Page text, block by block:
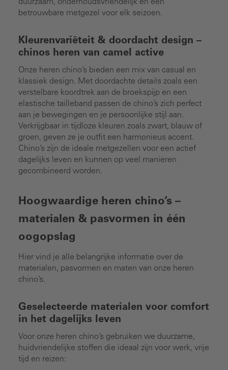
duurzaam, onderhoudsvriendelijk en een
betrouwbare metgezel voor elk seizoen.
Kleurenvariëteit & doordacht design –
chinos heren van camel active
Onze heren chino’s bieden een mix van casual en
klassiek design. Met doordachte details zoals een
verstelbare koordtrek aan de broekspijp en een
elastische tailleband passen de chino’s zich perfect
aan je bewegingen en je persoonlijke stijl aan.
Verkrijgbaar in tijdloze kleuren zoals zwart, blauw of
groen, geven ze je outfit een harmonieus accent.
Chino’s zijn de ideale metgezellen voor een actief
dagelijks leven en kunnen op veel manieren
gecombineerd worden.
Hoogwaardige heren chino’s –
materialen & pasvormen in één
oogopslag
Hier vind je alle belangrijke informatie over de
materialen, pasvormen en maten van onze heren
chino’s.
Geselecteerde materialen voor comfort
in het dagelijks leven
Voor onze heren chino’s gebruiken we duurzame,
huidvriendelijke stoffen die ideaal zijn voor werk, vrije
tijd en reizen: